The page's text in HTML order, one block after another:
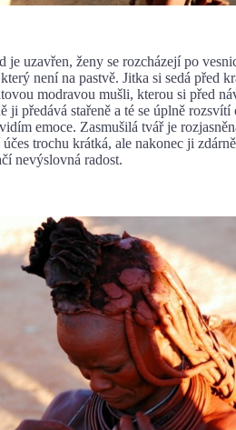
ženy se rozcházejí po vesnici
není na pastvě. Jitka si sedá před
modravou mušli, kterou si před
ji předává stařeně a té se úplně
emoce. Zasmušilá tvář je
trochu krátká, ale nakonec ji
nevýslovná radost.